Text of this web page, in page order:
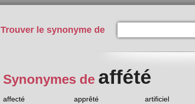
Trouver le synonyme de
Synonymes de affété
affecté apprêté artificiel